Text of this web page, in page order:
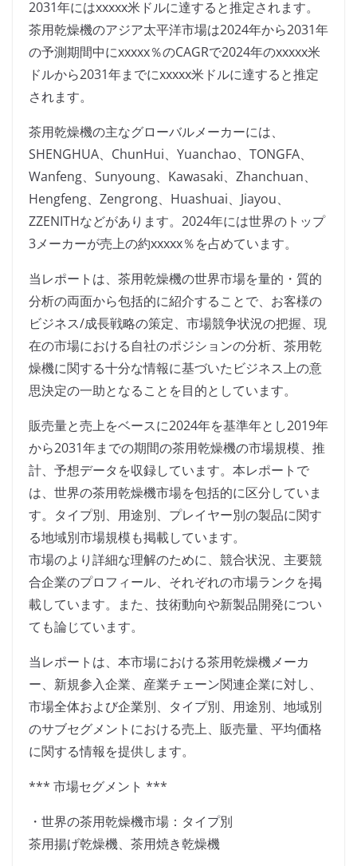
2031年にはxxxxx米ドルに達すると推定されます。
茶用乾燥機のアジア太平洋市場は2024年から2031年
の予測期間中にxxxxx％のCAGRで2024年のxxxxx米
ドルから2031年までにxxxxx米ドルに達すると推定
されます。
茶用乾燥機の主なグローバルメーカーには、
SHENGHUA、ChunHui、Yuanchao、TONGFA、
Wanfeng、Sunyoung、Kawasaki、Zhanchuan、
Hengfeng、Zengrong、Huashuai、Jiayou、
ZZENITHなどがあります。2024年には世界のトップ
3メーカーが売上の約xxxxx％を占めています。
当レポートは、茶用乾燥機の世界市場を量的・質的
分析の両面から包括的に紹介することで、お客様の
ビジネス/成長戦略の策定、市場競争状況の把握、現
在の市場における自社のポジションの分析、茶用乾
燥機に関する十分な情報に基づいたビジネス上の意
思決定の一助となることを目的としています。
販売量と売上をベースに2024年を基準年とし2019年
から2031年までの期間の茶用乾燥機の市場規模、推
計、予想データを収録しています。本レポートで
は、世界の茶用乾燥機市場を包括的に区分していま
す。タイプ別、用途別、プレイヤー別の製品に関す
る地域別市場規模も掲載しています。
市場のより詳細な理解のために、競合状況、主要競
合企業のプロフィール、それぞれの市場ランクを掲
載しています。また、技術動向や新製品開発につい
ても論じています。
当レポートは、本市場における茶用乾燥機メーカ
ー、新規参入企業、産業チェーン関連企業に対し、
市場全体および企業別、タイプ別、用途別、地域別
のサブセグメントにおける売上、販売量、平均価格
に関する情報を提供します。
*** 市場セグメント ***
・世界の茶用乾燥機市場：タイプ別
茶用揚げ乾燥機、茶用焼き乾燥機